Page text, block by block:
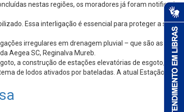
nestas regiões, os moradores já foram notificados,
Essa interligação é essencial para proteger a saúde
irregulares em drenagem pluvial – que são as
Aegea SC, Reginalva Mureb.
a construção de estações elevatórias de esgoto, além
de lodos ativados por bateladas. A atual Estação de